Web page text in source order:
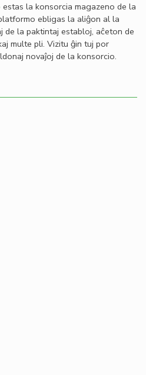
estas la konsorcia magazeno de la
ebligas la aliĝon al la
de la paktintaj establoj, aĉeton de
multe pli. Vizitu ĝin tuj por
novaĵoj de la konsorcio.